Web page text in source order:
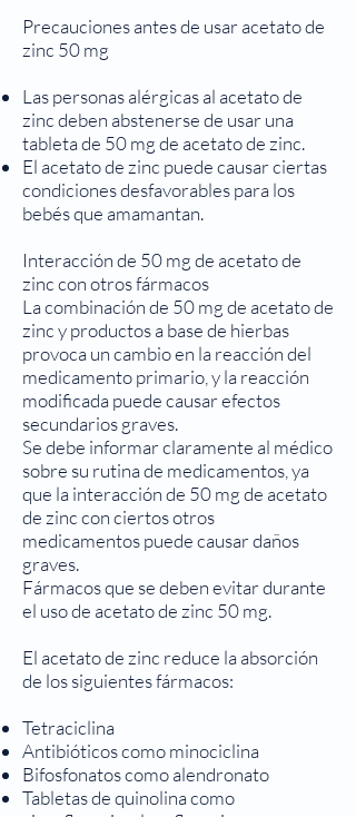
Precauciones antes de usar acetato de
zinc 50 mg
Las personas alérgicas al acetato de
zinc deben abstenerse de usar una
tableta de 50 mg de acetato de zinc.
El acetato de zinc puede causar ciertas
condiciones desfavorables para los
bebés que amamantan.
Interacción de 50 mg de acetato de
zinc con otros fármacos
La combinación de 50 mg de acetato de
zinc y productos a base de hierbas
provoca un cambio en la reacción del
medicamento primario, y la reacción
modificada puede causar efectos
secundarios graves.
Se debe informar claramente al médico
sobre su rutina de medicamentos, ya
que la interacción de 50 mg de acetato
de zinc con ciertos otros
medicamentos puede causar daños
graves.
Fármacos que se deben evitar durante
el uso de acetato de zinc 50 mg.
El acetato de zinc reduce la absorción
de los siguientes fármacos:
Tetraciclina
Antibióticos como minociclina
Bifosfonatos como alendronato
Tabletas de quinolina como